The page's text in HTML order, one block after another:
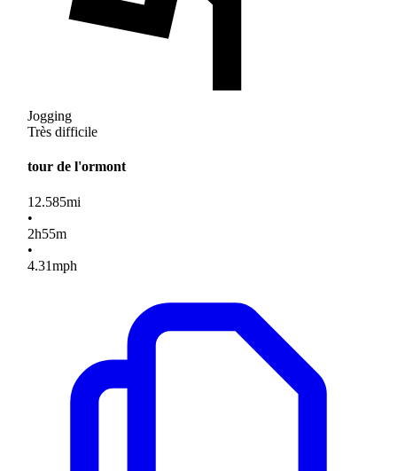
Jogging
Très difficile
tour de l'ormont
12.585mi
•
2h55m
•
4.31mph